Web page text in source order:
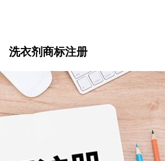
洗衣剂商标注册